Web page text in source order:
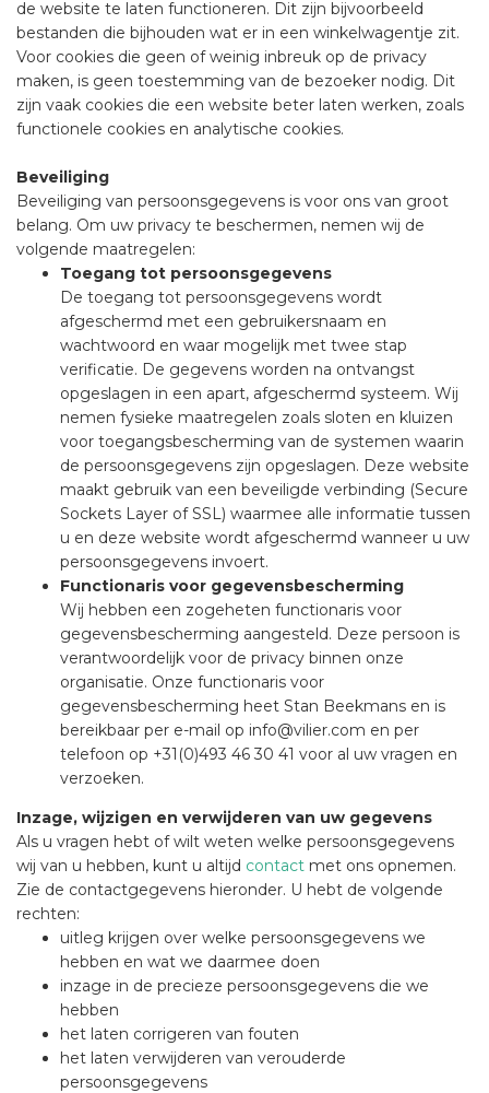
de website te laten functioneren. Dit zijn bijvoorbeeld
bestanden die bijhouden wat er in een winkelwagentje zit.
Voor cookies die geen of weinig inbreuk op de privacy
maken, is geen toestemming van de bezoeker nodig. Dit
zijn vaak cookies die een website beter laten werken, zoals
functionele cookies en analytische cookies.
Beveiliging
Beveiliging van persoonsgegevens is voor ons van groot
belang. Om uw privacy te beschermen, nemen wij de
volgende maatregelen:
Toegang tot persoonsgegevens
De toegang tot persoonsgegevens wordt
afgeschermd met een gebruikersnaam en
wachtwoord en waar mogelijk met twee stap
verificatie. De gegevens worden na ontvangst
opgeslagen in een apart, afgeschermd systeem. Wij
nemen fysieke maatregelen zoals sloten en kluizen
voor toegangsbescherming van de systemen waarin
de persoonsgegevens zijn opgeslagen. Deze website
maakt gebruik van een beveiligde verbinding (Secure
Sockets Layer of SSL) waarmee alle informatie tussen
u en deze website wordt afgeschermd wanneer u uw
persoonsgegevens invoert.
Functionaris voor gegevensbescherming
Wij hebben een zogeheten functionaris voor
gegevensbescherming aangesteld. Deze persoon is
verantwoordelijk voor de privacy binnen onze
organisatie. Onze functionaris voor
gegevensbescherming heet Stan Beekmans en is
bereikbaar per e-mail op info@vilier.com en per
telefoon op +31(0)493 46 30 41 voor al uw vragen en
verzoeken.
Inzage, wijzigen en verwijderen van uw gegevens
Als u vragen hebt of wilt weten welke persoonsgegevens
wij van u hebben, kunt u altijd contact met ons opnemen.
Zie de contactgegevens hieronder. U hebt de volgende
rechten:
uitleg krijgen over welke persoonsgegevens we
hebben en wat we daarmee doen
inzage in de precieze persoonsgegevens die we
hebben
het laten corrigeren van fouten
het laten verwijderen van verouderde
persoonsgegevens